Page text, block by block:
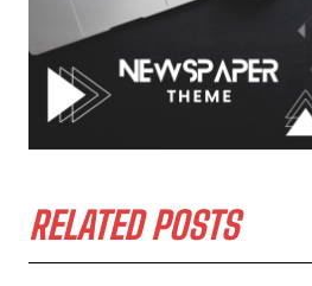
RELATED POSTS